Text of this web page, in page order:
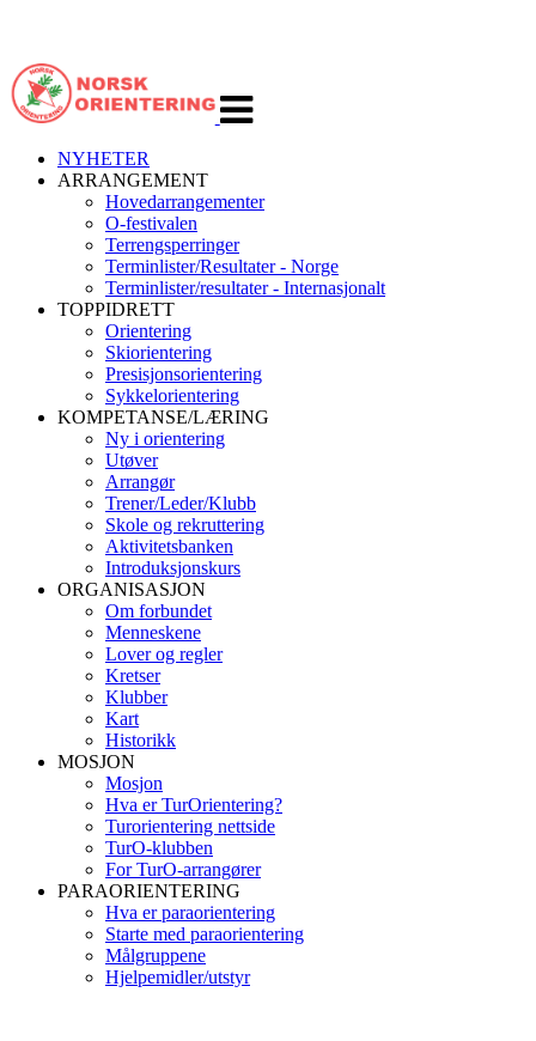
navigasjon
NYHETER
ARRANGEMENT
Hovedarrangementer
O-festivalen
Terrengsperringer
Terminlister/Resultater - Norge
Terminlister/resultater - Internasjonalt
TOPPIDRETT
Orientering
Skiorientering
Presisjonsorientering
Sykkelorientering
KOMPETANSE/LÆRING
Ny i orientering
Utøver
Arrangør
Trener/Leder/Klubb
Skole og rekruttering
Aktivitetsbanken
Introduksjonskurs
ORGANISASJON
Om forbundet
Menneskene
Lover og regler
Kretser
Klubber
Kart
Historikk
MOSJON
Mosjon
Hva er TurOrientering?
Turorientering nettside
TurO-klubben
For TurO-arrangører
PARAORIENTERING
Hva er paraorientering
Starte med paraorientering
Målgruppene
Hjelpemidler/utstyr